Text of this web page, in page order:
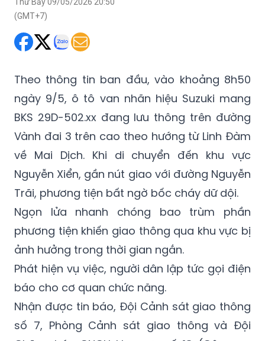
Theo thông tin ban đầu, vào khoảng 8h50
BKS 29D-502.xx đang lưu thông trên đường
Vành đai 3 trên cao theo hướng từ Linh Đàm
về Mai Dịch. Khi di chuyển đến khu vực
Nguyễn Xiển, gần nút giao với đường Nguyễn
Trãi, phương tiện bất ngờ bốc cháy dữ dội.
Ngọn lửa nhanh chóng bao trùm phần
phương tiện khiến giao thông qua khu vực bị
ảnh hưởng trong thời gian ngắn.
Phát hiện vụ việc, người dân lập tức gọi điện
báo cho cơ quan chức năng.
Nhận được tin báo, Đội Cảnh sát giao thông
số 7, Phòng Cảnh sát giao thông và Đội
Chữa cháy CNCH khu vực số 13 (Công an
thành phố Hà Nội) nhanh chóng có mặt.